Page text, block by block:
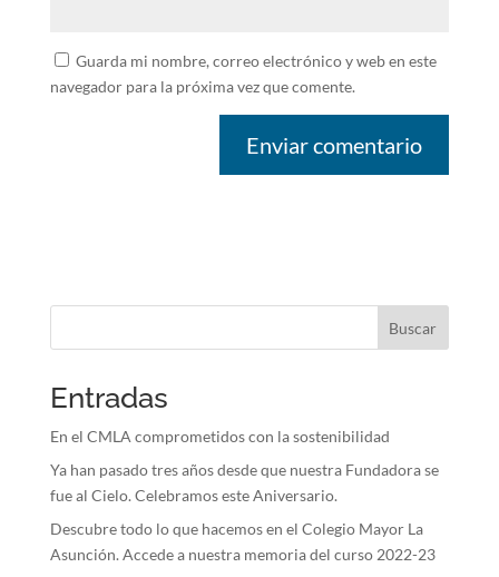
Guarda mi nombre, correo electrónico y web en este
navegador para la próxima vez que comente.
Buscar
Entradas
En el CMLA comprometidos con la sostenibilidad
Ya han pasado tres años desde que nuestra Fundadora se
fue al Cielo. Celebramos este Aniversario.
Descubre todo lo que hacemos en el Colegio Mayor La
Asunción. Accede a nuestra memoria del curso 2022-23